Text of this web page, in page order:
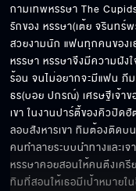
กามเทพหรรษา The
รักของ หรรษา(เต้ย จรินทร์
สวยงามนัก แฟนทุกคนของ
หรรษา หรรษาจึงมีความฝัง
ร้อน จนไม่อยากจะมีแฟน ภี
ธร(บอย ปกรณ์) เศรษฐีเจ้า
เขา ในงานปาร์ตี้ของคิวปิ
ลอบสังหารเขา ทิมต้องติดบ
คนทำลายระบบนำทางและเ
หรรษาคอยสอนให้คนตึงเครี
ทิมที่สอนให้เธอมีเป้าหมาย